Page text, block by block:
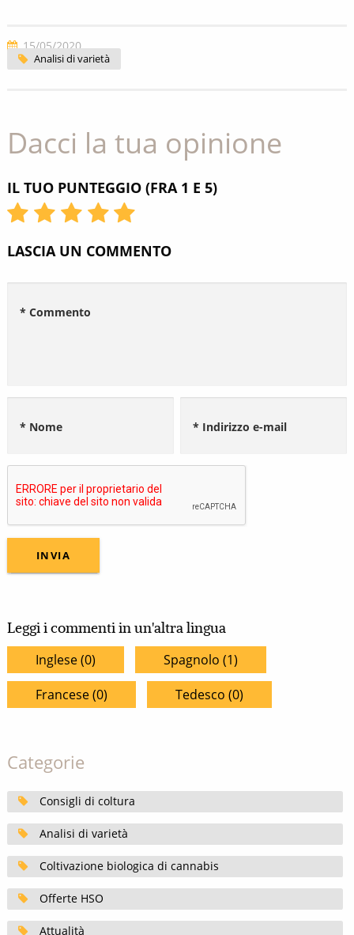
15/05/2020
Analisi di varietà
Dacci la tua opinione
IL TUO PUNTEGGIO (FRA 1 E 5)
LASCIA UN COMMENTO
* Commento
* Nome * Indirizzo e-mail
Leggi i commenti in un'altra lingua
Inglese (0) Spagnolo (1)
Francese (0) Tedesco (0)
Categorie
Consigli di coltura
Analisi di varietà
Coltivazione biologica di cannabis
Offerte HSO
Attualità